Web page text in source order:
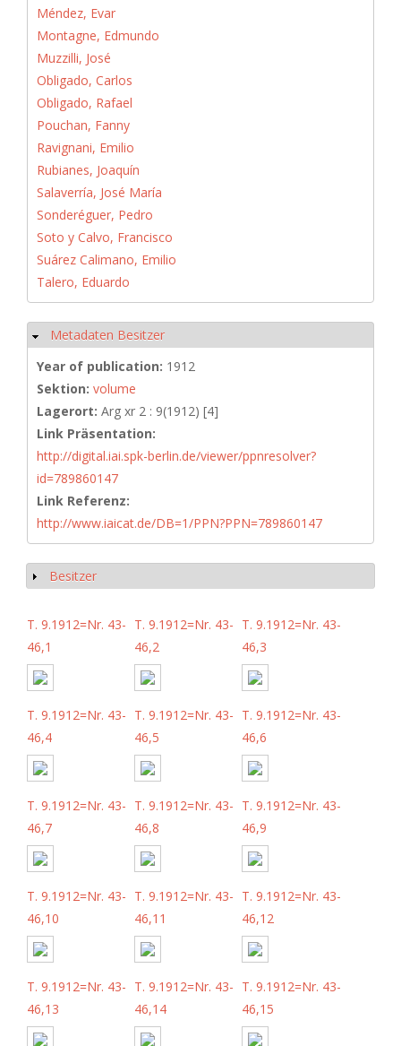
Méndez, Evar
Montagne, Edmundo
Muzzilli, José
Obligado, Carlos
Obligado, Rafael
Pouchan, Fanny
Ravignani, Emilio
Rubianes, Joaquín
Salaverría, José María
Sonderéguer, Pedro
Soto y Calvo, Francisco
Suárez Calimano, Emilio
Talero, Eduardo
Hide
Metadaten Besitzer
Year of publication: 1912
Sektion: volume
Lagerort: Arg xr 2 : 9(1912) [4]
Link Präsentation:
http://digital.iai.spk-berlin.de/viewer/ppnresolver?
id=789860147
Link Referenz:
http://www.iaicat.de/DB=1/PPN?PPN=789860147
Show
Besitzer
T. 9.1912=Nr. 43-
46,1
T. 9.1912=Nr. 43-
46,2
T. 9.1912=Nr. 43-
46,3
T. 9.1912=Nr. 43-
46,4
T. 9.1912=Nr. 43-
46,5
T. 9.1912=Nr. 43-
46,6
T. 9.1912=Nr. 43-
46,7
T. 9.1912=Nr. 43-
46,8
T. 9.1912=Nr. 43-
46,9
T. 9.1912=Nr. 43-
46,10
T. 9.1912=Nr. 43-
46,11
T. 9.1912=Nr. 43-
46,12
T. 9.1912=Nr. 43-
46,13
T. 9.1912=Nr. 43-
46,14
T. 9.1912=Nr. 43-
46,15